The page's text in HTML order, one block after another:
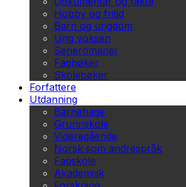
Hobby og fritid
Barn og ungdom
Ung voksen
Serieromaner
Fagbøker
Skolebøker
Forfattere
Utdanning
Barnehage
Grunnskole
Videregående
Norsk som andrespråk
Fagskole
Akademisk